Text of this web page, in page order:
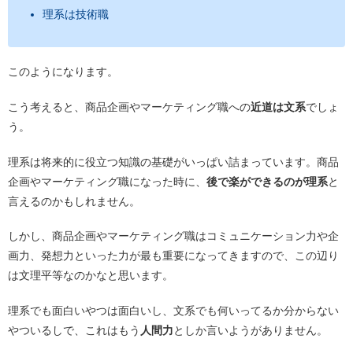
理系は技術職
このようになります。
こう考えると、商品企画やマーケティング職への近道は文系でしょ
う。
理系は将来的に役立つ知識の基礎がいっぱい詰まっています。商品
企画やマーケティング職になった時に、 後で楽ができるのが理系と
言えるのかもしれません。
しかし、商品企画やマーケティング職はコミュニケーション力や企
画力、発想力といった力が最も重要になってきますので、この辺り
は文理平等なのかなと思います。
理系でも面白いやつは面白いし、文系でも何いってるか分からない
やついるしで、これはもう 人間力としか言いようがありません。